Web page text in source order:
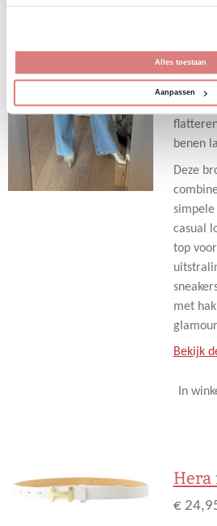
Alles toestaan
Aanpassen
geeft
perfect
brede
benen
Deze
casual
top
met
Bekijk
In
Hera
€